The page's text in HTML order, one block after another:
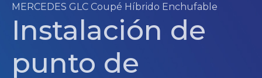
MERCEDES GLC Coupé Híbrido Enchufable
Instalación de
punto de